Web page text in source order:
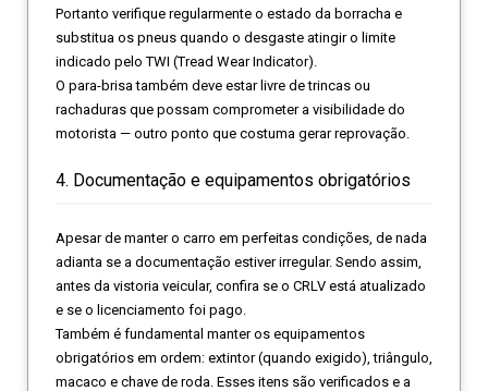
Portanto verifique regularmente o estado da borracha e
substitua os pneus quando o desgaste atingir o limite
indicado pelo TWI (Tread Wear Indicator).
O para-brisa também deve estar livre de trincas ou
rachaduras que possam comprometer a visibilidade do
motorista — outro ponto que costuma gerar reprovação.
4. Documentação e equipamentos obrigatórios
Apesar de manter o carro em perfeitas condições, de nada
adianta se a documentação estiver irregular. Sendo assim,
antes da vistoria veicular, confira se o CRLV está atualizado
e se o licenciamento foi pago.
Também é fundamental manter os equipamentos
obrigatórios em ordem: extintor (quando exigido), triângulo,
macaco e chave de roda. Esses itens são verificados e a